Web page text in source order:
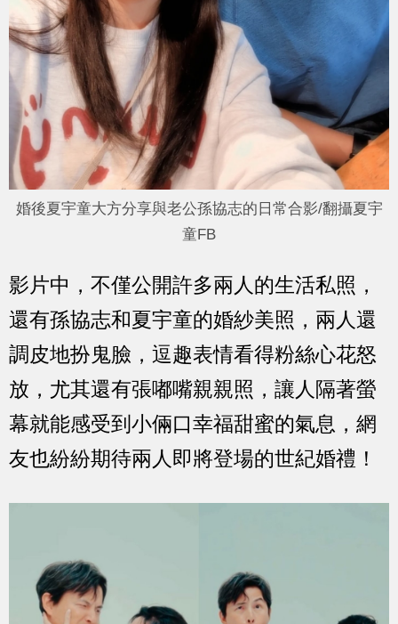
婚後夏宇童大方分享與老公孫協志的日常合影/翻攝夏宇
童FB
影片中，不僅公開許多兩人的生活私照，
還有孫協志和夏宇童的婚紗美照，兩人還
調皮地扮鬼臉，逗趣表情看得粉絲心花怒
放，尤其還有張嘟嘴親親照，讓人隔著螢
幕就能感受到小倆口幸福甜蜜的氣息，網
友也紛紛期待兩人即將登場的世紀婚禮！